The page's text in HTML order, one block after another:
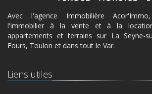
Avec l'agence Immobilière
l'immobilier à la vente et à la
appartements et terrains sur La Seyne-
Fours, Toulon et dans tout le Var.
Liens utiles